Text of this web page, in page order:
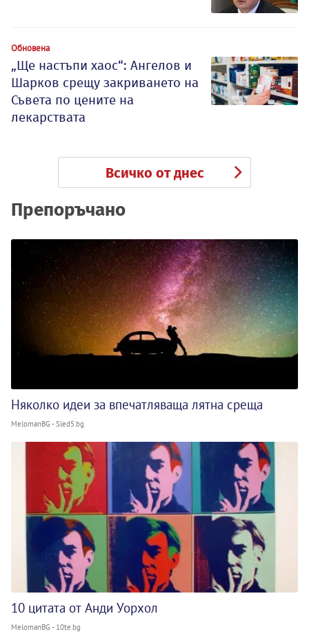
Обновена
„Ще настъпи хаос“: Ангелов и
Шарков срещу закриването на
Съвета по цените на
лекарствата
Всичко от днес
Препоръчано
Няколко идеи за впечатляваща лятна среща
MelomanBG - Sled5.bg
10 цитата от Анди Уорхол
MelomanBG - 10te.bg